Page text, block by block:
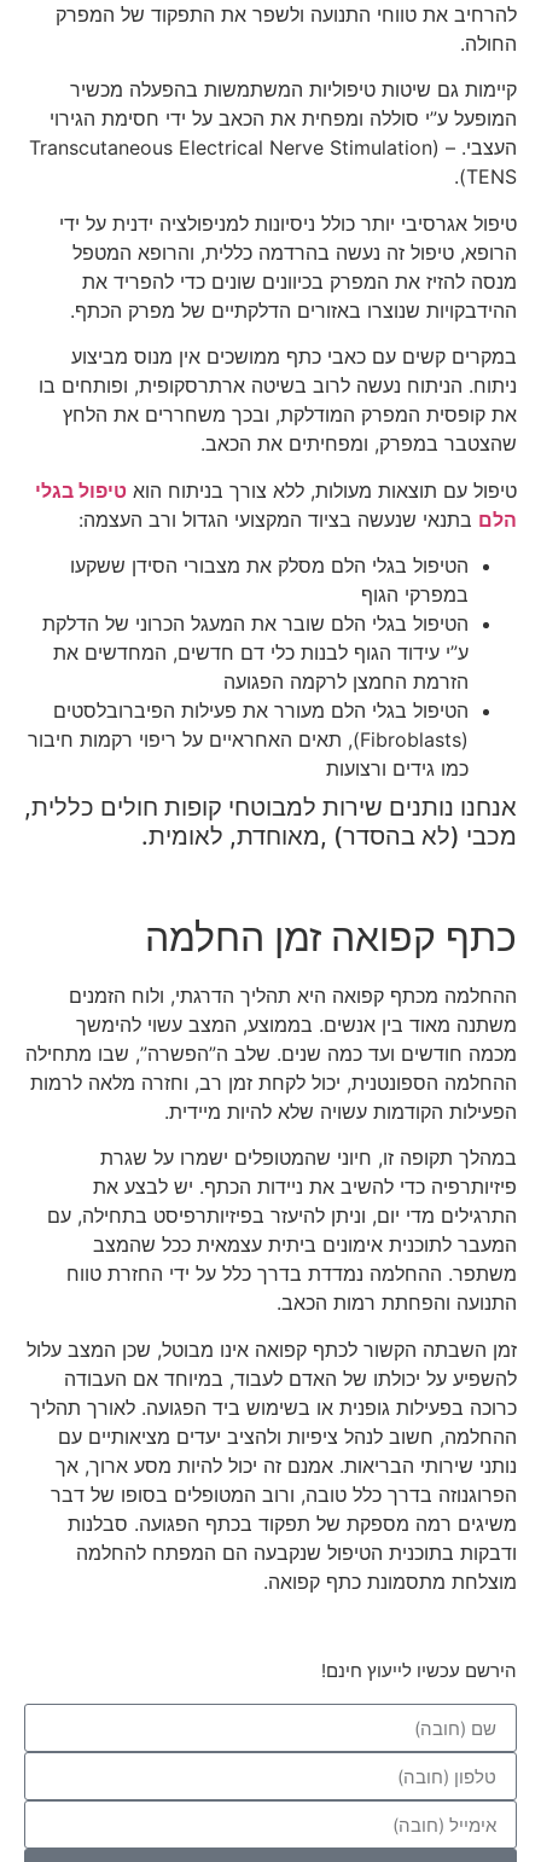
להרחיב את טווחי התנועה ולשפר את התפקוד של המפרק
החולה.
קיימות גם שיטות טיפוליות המשתמשות בהפעלה מכשיר
המופעל ע”י סוללה ומפחית את הכאב על ידי חסימת הגירוי
העצבי. – Transcutaneous Electrical Nerve Stimulation)
(TENS.
טיפול אגרסיבי יותר כולל ניסיונות למניפולציה ידנית על ידי
הרופא, טיפול זה נעשה בהרדמה כללית, והרופא המטפל
מנסה להזיז את המפרק בכיוונים שונים כדי להפריד את
ההידבקויות שנוצרו באזורים הדלקתיים של מפרק הכתף.
במקרים קשים עם כאבי כתף ממושכים אין מנוס מביצוע
ניתוח. הניתוח נעשה לרוב בשיטה ארתרסקופית, ופותחים בו
את קופסית המפרק המודלקת, ובכך משחררים את הלחץ
שהצטבר במפרק, ומפחיתים את הכאב.
טיפול עם תוצאות מעולות, ללא צורך בניתוח הוא טיפול בגלי
הלם בתנאי שנעשה בציוד המקצועי הגדול ורב העצמה:
הטיפול בגלי הלם מסלק את מצבורי הסידן ששקעו
במפרקי הגוף
הטיפול בגלי הלם שובר את המעגל הכרוני של הדלקת
ע”י עידוד הגוף לבנות כלי דם חדשים, המחדשים את
הזרמת החמצן לרקמה הפגועה
הטיפול בגלי הלם מעורר את פעילות הפיברובלסטים
(Fibroblasts), תאים האחראיים על ריפוי רקמות חיבור
כמו גידים ורצועות
אנחנו נותנים שירות למבוטחי קופות חולים כללית,
מכבי (לא בהסדר) ,מאוחדת, לאומית.
כתף קפואה זמן החלמה
ההחלמה מכתף קפואה היא תהליך הדרגתי, ולוח הזמנים
משתנה מאוד בין אנשים. בממוצע, המצב עשוי להימשך
מכמה חודשים ועד כמה שנים. שלב ה”הפשרה”, שבו מתחילה
ההחלמה הספונטנית, יכול לקחת זמן רב, וחזרה מלאה לרמות
הפעילות הקודמות עשויה שלא להיות מיידית.
במהלך תקופה זו, חיוני שהמטופלים ישמרו על שגרת
פיזיותרפיה כדי להשיב את ניידות הכתף. יש לבצע את
התרגילים מדי יום, וניתן להיעזר בפיזיותרפיסט בתחילה, עם
המעבר לתוכנית אימונים ביתית עצמאית ככל שהמצב
משתפר. ההחלמה נמדדת בדרך כלל על ידי החזרת טווח
התנועה והפחתת רמות הכאב.
זמן השבתה הקשור לכתף קפואה אינו מבוטל, שכן המצב עלול
להשפיע על יכולתו של האדם לעבוד, במיוחד אם העבודה
כרוכה בפעילות גופנית או בשימוש ביד הפגועה. לאורך תהליך
ההחלמה, חשוב לנהל ציפיות ולהציב יעדים מציאותיים עם
נותני שירותי הבריאות. אמנם זה יכול להיות מסע ארוך, אך
הפרוגנוזה בדרך כלל טובה, ורוב המטופלים בסופו של דבר
משיגים רמה מספקת של תפקוד בכתף הפגועה. סבלנות
ודבקות בתוכנית הטיפול שנקבעה הם המפתח להחלמה
מוצלחת מתסמונת כתף קפואה.
הירשם עכשיו לייעוץ חינם!